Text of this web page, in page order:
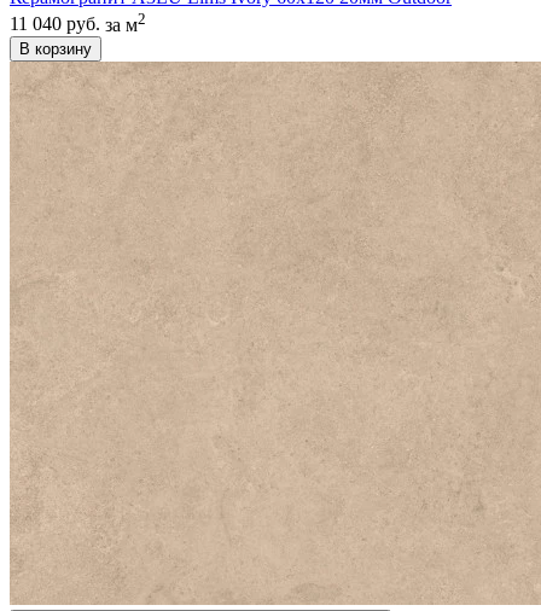
11 040 руб. за м2
В корзину